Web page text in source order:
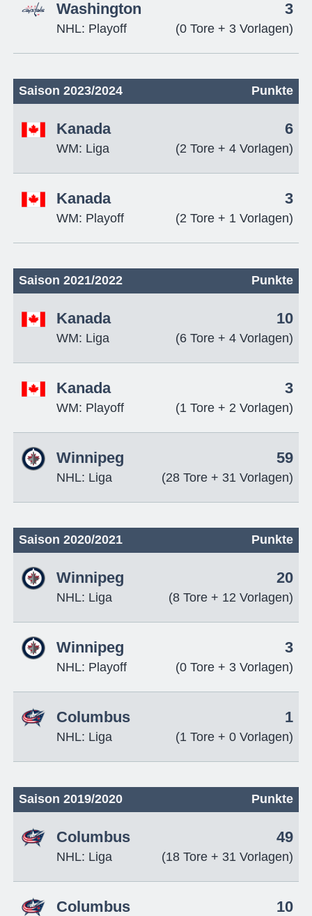
Washington
NHL: Playoff
3
(0 Tore + 3 Vorlagen)
Saison 2023/2024 Punkte
Kanada
WM: Liga
6
(2 Tore + 4 Vorlagen)
Kanada
WM: Playoff
3
(2 Tore + 1 Vorlagen)
Saison 2021/2022 Punkte
Kanada
WM: Liga
10
(6 Tore + 4 Vorlagen)
Kanada
WM: Playoff
3
(1 Tore + 2 Vorlagen)
Winnipeg
NHL: Liga
59
(28 Tore + 31 Vorlagen)
Saison 2020/2021 Punkte
Winnipeg
NHL: Liga
20
(8 Tore + 12 Vorlagen)
Winnipeg
NHL: Playoff
3
(0 Tore + 3 Vorlagen)
Columbus
NHL: Liga
1
(1 Tore + 0 Vorlagen)
Saison 2019/2020 Punkte
Columbus
NHL: Liga
49
(18 Tore + 31 Vorlagen)
Columbus 10